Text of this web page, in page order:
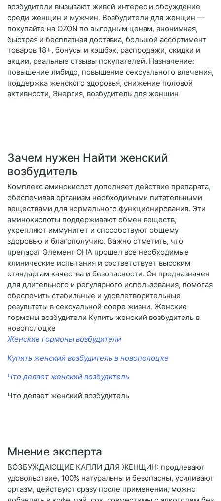
возбудители вызывают живой интерес и обсуждение
среди женщин и мужчин. Возбудители для женщин —
покупайте на OZON по выгодным ценам, анонимная,
быстрая и бесплатная доставка, большой ассортимент
товаров 18+, бонусы и кэшбэк, распродажи, скидки и
акции, реальные отзывы покупателей. Назначение:
повышение либидо, повышение сексуального влечения,
поддержка женского здоровья, снижение половой
активности, Энергия, возбудитель для женщин
Зачем нужен Найти женский
возбудитель
Комплекс аминокислот дополняет действие препарата,
обеспечивая организм необходимыми питательными
веществами для нормального функционирования. Эти
аминокислоты поддерживают обмен веществ,
укрепляют иммунитет и способствуют общему
здоровью и благополучию. Важно отметить, что
препарат Элемент ОНА прошел все необходимые
клинические испытания и соответствует высоким
стандартам качества и безопасности. Он предназначен
для длительного и регулярного использования, помогая
обеспечить стабильные и удовлетворительные
результаты в сексуальной сфере жизни. Женские
гормоны возбудители Купить женский возбудитель в
новополоцке
Женские гормоны возбудители
Купить женский возбудитель в новополоцке
Что делает женский возбудитель
Что делает женский возбудитель
Мнение эксперта
ВОЗБУЖДАЮЩИЕ КАПЛИ ДЛЯ ЖЕНЩИН: продлевают
удовольствие, 100% натуральны и безопасны, усиливают
оргазм, действуют сразу после применения, можно